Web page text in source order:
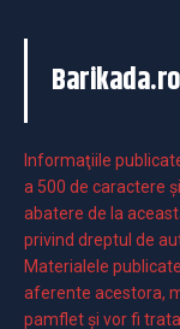
Barikada.ro
Informaţiile
a 500 de caractere
abatere de la
privind dreptul de
Materialele
aferente acestora,
pamflet și vor fi